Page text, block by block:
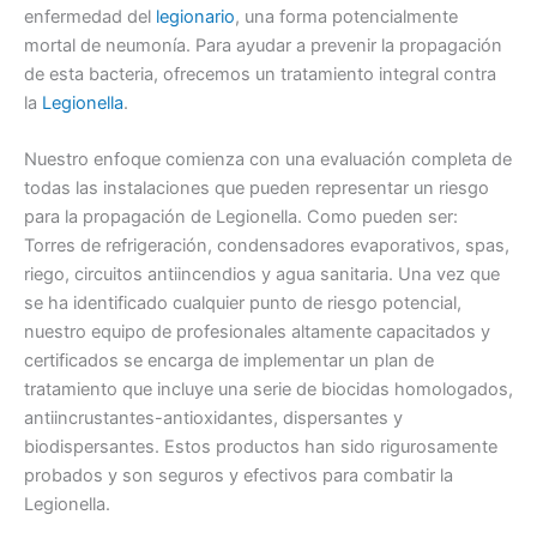
enfermedad del legionario, una forma potencialmente
mortal de neumonía. Para ayudar a prevenir la propagación
de esta bacteria, ofrecemos un tratamiento integral contra
la Legionella.
Nuestro enfoque comienza con una evaluación completa de
todas las instalaciones que pueden representar un riesgo
para la propagación de Legionella. Como pueden ser:
Torres de refrigeración, condensadores evaporativos, spas,
riego, circuitos antiincendios y agua sanitaria. Una vez que
se ha identificado cualquier punto de riesgo potencial,
nuestro equipo de profesionales altamente capacitados y
certificados se encarga de implementar un plan de
tratamiento que incluye una serie de biocidas homologados,
antiincrustantes-antioxidantes, dispersantes y
biodispersantes. Estos productos han sido rigurosamente
probados y son seguros y efectivos para combatir la
Legionella.